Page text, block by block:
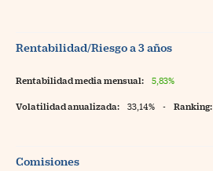
Rentabilidad/Riesgo a 3 años
Rentabilidad media mensual: 5,83%
Volatilidad anualizada: 33,14% - Ranking:
Comisiones